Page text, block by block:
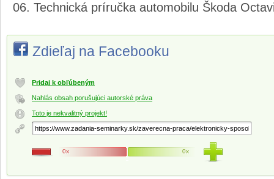
Technická príručka automobilu Škoda
Zdieľaj na Facebooku
Pridaj k obľúbeným
Nahlás obsah porušujúci autorské práva
Toto je nekvalitný projekt!
0x 0x